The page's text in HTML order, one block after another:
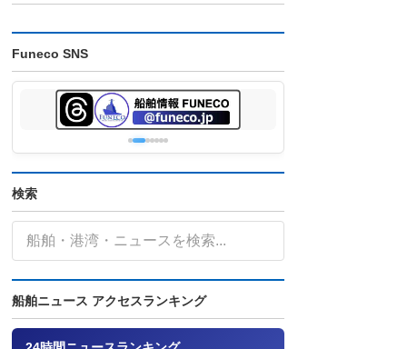
Funeco SNS
検索
船舶ニュース アクセスランキング